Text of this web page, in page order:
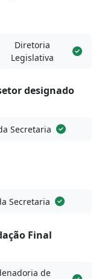
Diretoria
Legislativa
designado
Secretaria
Secretaria
Final
de